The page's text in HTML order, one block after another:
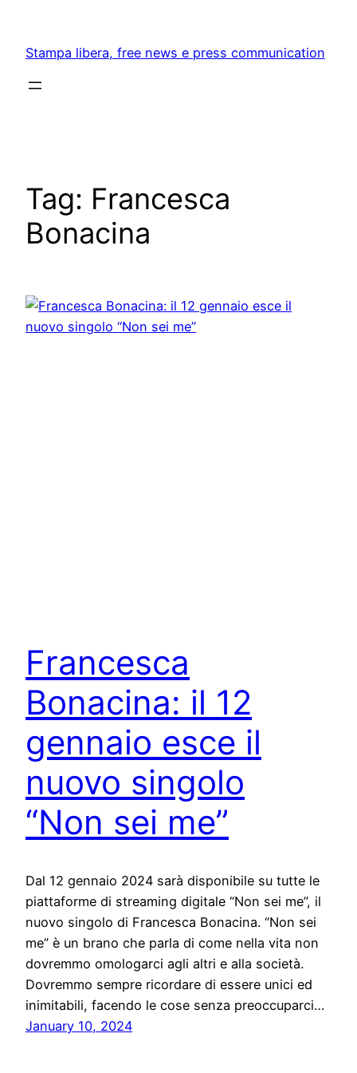
content
Stampa libera, free news e press communication
Tag: Francesca
Bonacina
Francesca
Bonacina: il 12
gennaio esce il
nuovo singolo
“Non sei me”
Dal 12 gennaio 2024 sarà disponibile su tutte le
piattaforme di streaming digitale “Non sei me”, il
nuovo singolo di Francesca Bonacina. “Non sei
me” è un brano che parla di come nella vita non
dovremmo omologarci agli altri e alla società.
Dovremmo sempre ricordare di essere unici ed
inimitabili, facendo le cose senza preoccuparci…
January 10, 2024